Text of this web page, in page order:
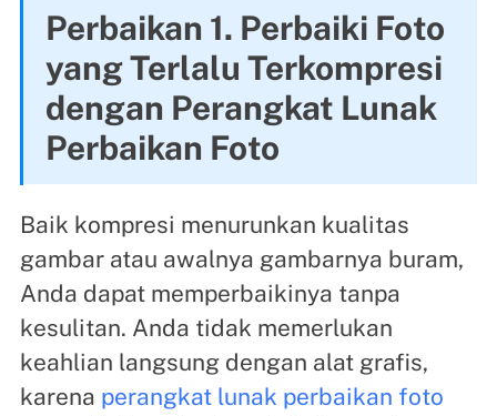
Perbaikan 1. Perbaiki Foto
yang Terlalu Terkompresi
dengan Perangkat Lunak
Perbaikan Foto
Baik kompresi menurunkan kualitas
gambar atau awalnya gambarnya buram,
Anda dapat memperbaikinya tanpa
kesulitan. Anda tidak memerlukan
keahlian langsung dengan alat grafis,
karena perangkat lunak perbaikan foto